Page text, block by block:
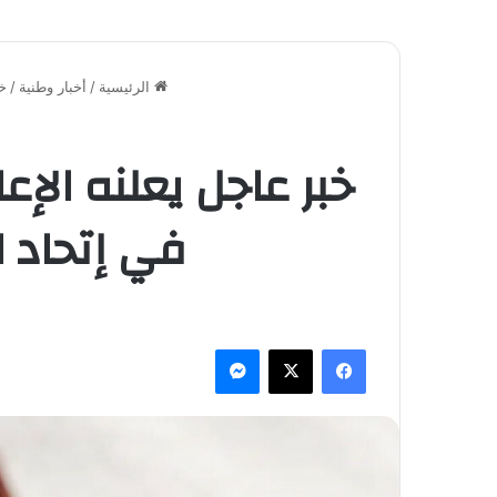
الرئيسية / أخبار وطنية /
خبر عاجل يعلنه
في
فيسبوك